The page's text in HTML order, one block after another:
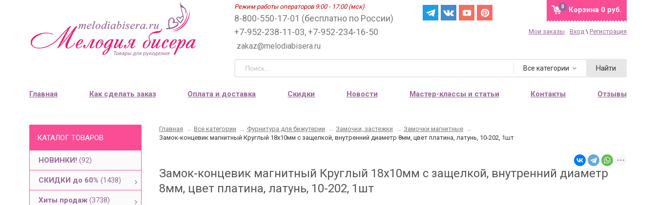
Режим работы операторов 9:00 - 17:00 (мск)
8-800-550-17-01 (бесплатно по России)
+7-952-238-11-03, +7-952-234-16-50
zakaz@melodiabisera.ru
Корзина 0 руб.
0
Мои заказы Вход \ Регистрация
Все категории Найти
Главная Как сделать заказ Оплата и доставка Скидки Новости Мастер-классы и статьи Контакты Отзывы
КАТАЛОГ ТОВАРОВ
НОВИНКИ! (92)
СКИДКИ до 60% (1438)
Хиты продаж (3738)
Главная → Все категории → Фурнитура для бижутерии → Замочки, застежки → Замочки магнитные →
Замок-концевик магнитный Круглый 18х10мм с защелкой, внутренний диаметр 8мм, цвет платина, латунь, 10-202, 1шт
Замок-концевик магнитный Круглый 18х10мм с защелкой, внутренний диаметр
8мм, цвет платина, латунь, 10-202, 1шт